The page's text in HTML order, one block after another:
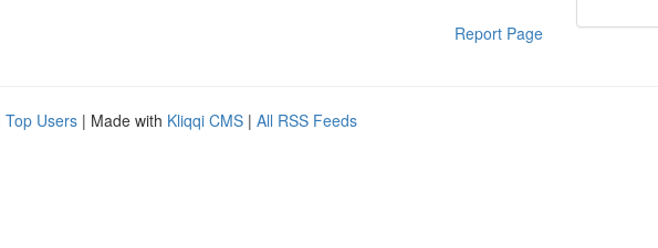
Report Page
Top Users | Made with Kliqqi CMS | All RSS Feeds